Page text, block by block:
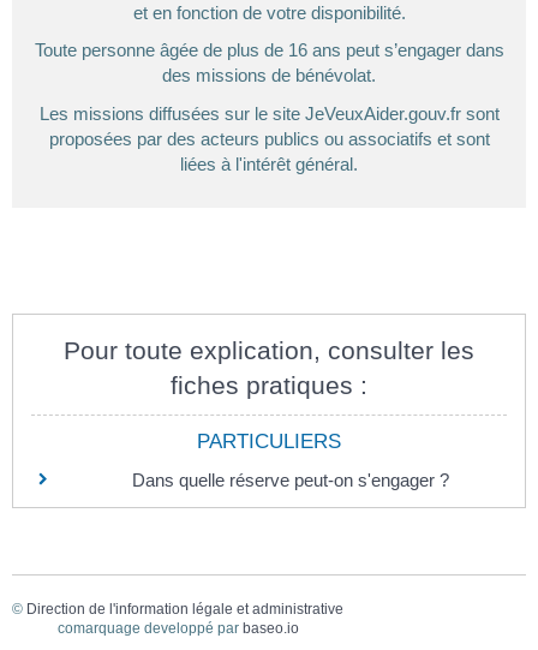
et en fonction de votre disponibilité.
Toute personne âgée de plus de 16 ans peut s’engager dans
des missions de bénévolat.
Les missions diffusées sur le site JeVeuxAider.gouv.fr sont
proposées par des acteurs publics ou associatifs et sont
liées à l'intérêt général.
Pour toute explication, consulter les
fiches pratiques :
PARTICULIERS
Dans quelle réserve peut-on s'engager ?
© Direction de l'information légale et administrative
comarquage developpé par baseo.io